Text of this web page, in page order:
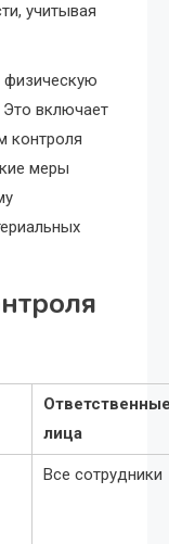
учитывая
физическую
включает
контроля
меры
лица
Все сотрудники